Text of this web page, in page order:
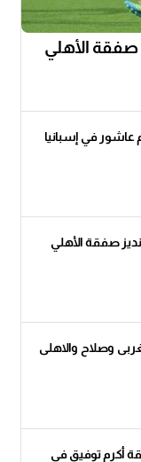
الأهلي
عاشور في إسبانيا
صفقة الأهلي
وصلاح والاهلى
أكرم توفيق في